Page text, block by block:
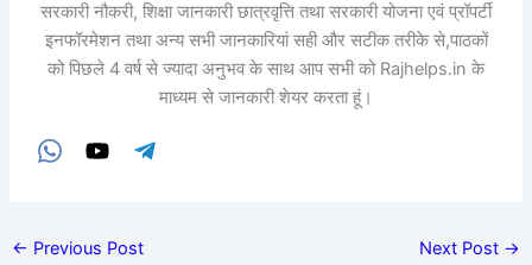
सरकारी नौकरी, शिक्षा जानकारी छात्रवृत्ति तथा सरकारी योजना एवं प्रॉपर्टी
इनफॉरमेशन तथा अन्य सभी जानकारियां सही और सटीक तरीके से,पाठकों
को पिछले 4 वर्ष से ज्यादा अनुभव के साथ आप सभी को Rajhelps.in के
माध्यम से जानकारी शेयर करता हूं।
← Previous Post Next Post →